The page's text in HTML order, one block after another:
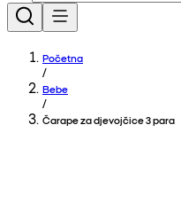
Početna
/
Bebe
/
Čarape za djevojčice 3 para